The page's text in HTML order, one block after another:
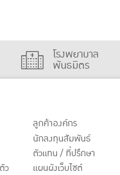
โรงพยาบาล
พันธมิตร
ว
ลูกค้าองค์กร
นักลงทุนสัมพันธ์
ตัวแทน / ที่ปรึกษา
แผนผังเว็บไซต์